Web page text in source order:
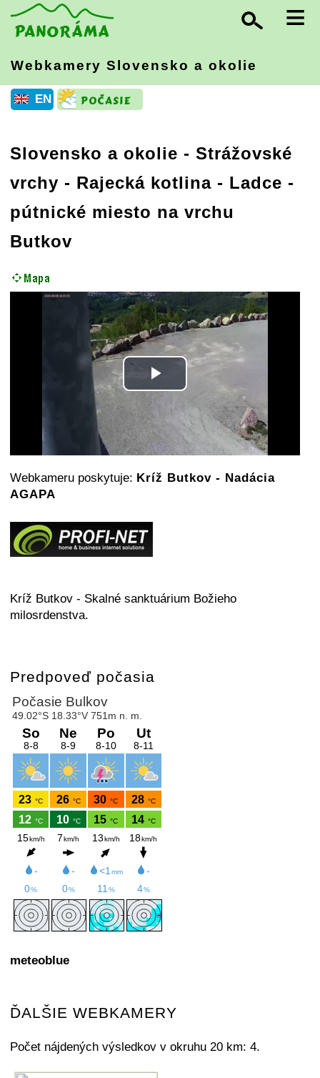
≡
Webkamery Slovensko a okolie
EN
Slovensko a okolie - Strážovské
vrchy - Rajecká kotlina - Ladce -
pútnické miesto na vrchu
Butkov
Play
Video
Webkameru poskytuje: Kríž Butkov - Nadácia
AGAPA
Kríž Butkov - Skalné sanktuárium Božieho
milosrdenstva.
Predpoveď počasia
meteoblue
ĎALŠIE WEBKAMERY
Počet nájdených výsledkov v okruhu 20 km: 4.